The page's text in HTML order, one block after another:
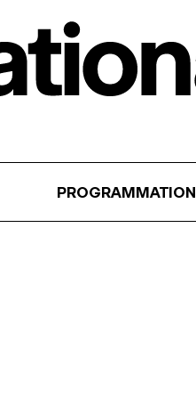
PROGRAMMATION